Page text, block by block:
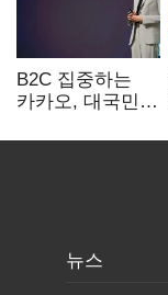
B2C 집중하는
카카오, 대국민
AI' 사활
뉴스